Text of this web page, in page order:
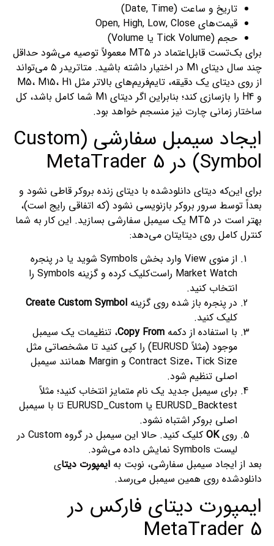
تاریخ و ساعت (Date, Time)
قیمت‌های Open, High, Low, Close
حجم (Tick Volume یا Volume)
برای بک‌تست قابل‌اعتماد در MT5 معمولاً توصیه می‌شود حداقل
چند سال دیتای M1 در اختیار داشته باشید. متاتریدر ۵ می‌تواند
از روی دیتای یک دقیقه، تایم‌فریم‌های بالاتر مثل M5، M15، H1
و H4 را بازسازی کند؛ بنابراین اگر دیتای M1 شما کامل باشد، کل
ساختار زمانی چارت نیز منسجم خواهد بود.
ایجاد سیمبل سفارشی (Custom
Symbol) در MetaTrader 5
برای این‌که دیتای دانلودشده با دیتای زنده بروکر قاطی نشود و
بعداً توسط سرور بروکر بازنویسی نشود (که اتفاقی رایج است)،
بهتر است در MT5 یک سیمبل سفارشی بسازید. این کار به شما
کنترل کامل روی دیتایتان می‌دهد:
از منوی View وارد بخش Symbols شوید یا در پنجره
Market Watch راست‌کلیک کرده و گزینه Symbols را
انتخاب کنید.
در پنجره باز شده روی گزینه Create Custom Symbol
کلیک کنید.
با استفاده از دکمه Copy From، تنظیمات یک سیمبل
موجود (مثلاً EURUSD) را کپی کنید تا مشخصاتی مثل
Contract Size، Tick Size و Margin همانند سیمبل
اصلی تنظیم شود.
برای سیمبل جدید یک نام متمایز انتخاب کنید؛ مثلاً
EURUSD_Backtest یا EURUSD_Custom تا با سیمبل
اصلی بروکر اشتباه نشود.
رویOK
کلیک کنید. حالا این سیمبل در گروه Custom در
لیست Symbols نمایش داده می‌شود.
بعد از ایجاد سیمبل سفارشی، نوبت به ایمپورت دیتای
دانلودشده روی همین سیمبل می‌رسد.
ایمپورت دیتای فارکس در
MetaTrader 5